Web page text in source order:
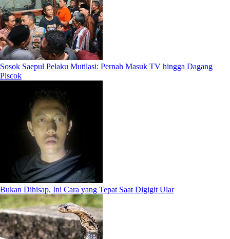
Sosok Saepul Pelaku Mutilasi: Pernah Masuk TV hingga Dagang
Piscok
Bukan Dihisap, Ini Cara yang Tepat Saat Digigit Ular